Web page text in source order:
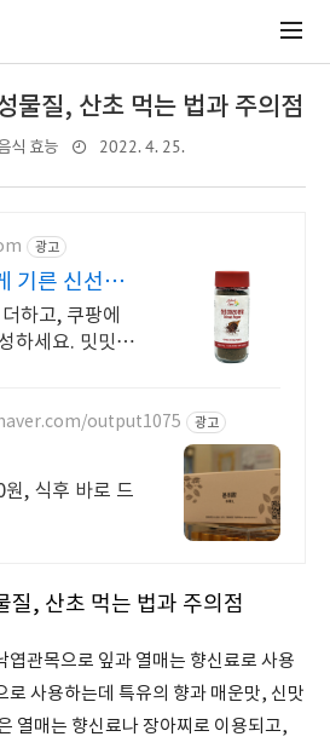
물질, 산초 먹는 법과 주의점
식 효능 2022. 4. 25.
광고
기른 신선한
하고, 쿠팡에
하세요. 밋밋한
output1075 광고
, 식후 바로 드
질, 산초 먹는 법과 주의점
엽관목으로 잎과 열매는 향신료로 사용
로 사용하는데 특유의 향과 매운맛, 신맛
열매는 향신료나 장아찌로 이용되고,